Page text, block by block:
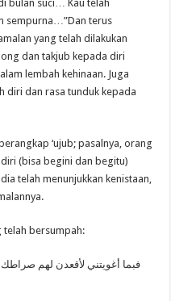
bulan suci… Kau telah
sempurna…”Dan terus
yang telah dilakukan
dan takjub kepada diri
lembah kehinaan. Juga
diri dan rasa tunduk kepada
‘ujub; pasalnya, orang
(bisa begini dan begitu)
telah menunjukkan kenistaan,
telah bersumpah:
فبما أغويتني لأقعدن لهم